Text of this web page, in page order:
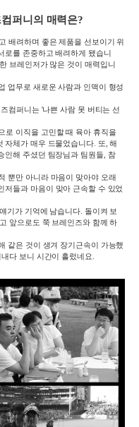
퍼니의 매력은?
배려하며 좋은 제품을 선보이기 위
로를 존중하고 배려하게 됐습니
브레인저가 많은 것이 매력입니
업무로 새로운 사람과 인맥이 형성
컴퍼니는 '나쁜 사람 못 버티는 선
로 이직을 고민할 때 육아 휴직을
자체가 매우 드물었습니다. 또 ,해
인해 주셨던 팀장님과 팀원들, 참
뿐만 아니라 마음이 맞아야 오래
저들과 마음이 맞아 근속할 수 있었
기가 기억에 남습니다. 돌이켜 보
앞으로도 쭉 브레인즈와 함께 하
같은 것이 생겨 장기근속이 가능했
다 보니 시간이 흘렀네요